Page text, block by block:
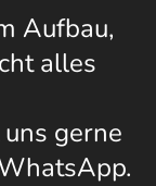
Aufbau,
alles
gerne